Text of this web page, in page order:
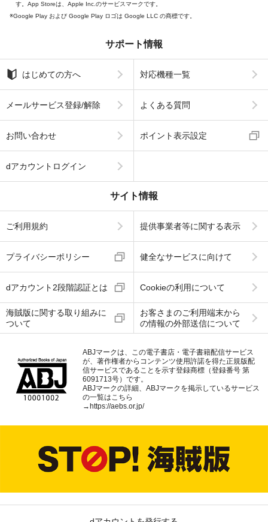
す。App Storeは、Apple Inc.のサービスマークです。
Google Play および Google Play ロゴは Google LLC の商標です。
サポート情報
はじめての方へ 対応機種一覧
メールサービス登録/解除 よくある質問
お問い合わせ ポイント表示設定
dアカウントログイン
サイト情報
ご利用規約 提供事業者等に関する表示
プライバシーポリシー 健全なサービスに向けて
dアカウント2段階認証とは Cookieの利用について
海賊版に関する取り組みに
ついて
お客さまのご利用端末から
の情報の外部送信について
ABJマークは、この電子書店・電子書籍配信サービス
が、著作権者からコンテンツ使用許諾を得た正規版配
信サービスであることを示す登録商標（登録番号 第
6091713号）です。
ABJマークの詳細、ABJマークを掲示しているサービス
の一覧はこちら
→ https://aebs.or.jp/